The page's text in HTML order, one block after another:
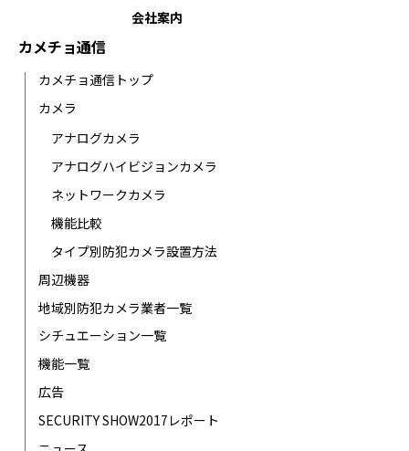
会社案内
カメチョ通信
カメチョ通信トップ
カメラ
アナログカメラ
アナログハイビジョンカメラ
ネットワークカメラ
機能比較
タイプ別防犯カメラ設置方法
周辺機器
地域別防犯カメラ業者一覧
シチュエーション一覧
機能一覧
広告
SECURITY SHOW2017レポート